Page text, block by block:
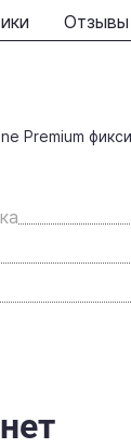
Отзывы
Premium